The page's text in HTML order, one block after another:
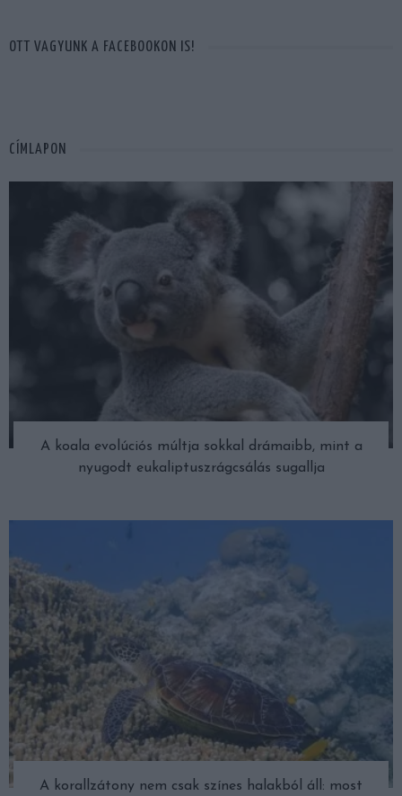
OTT VAGYUNK A FACEBOOKON IS!
CÍMLAPON
A koala evolúciós múltja sokkal drámaibb, mint a
nyugodt eukaliptuszrágcsálás sugallja
A korallzátony nem csak színes halakból áll: most